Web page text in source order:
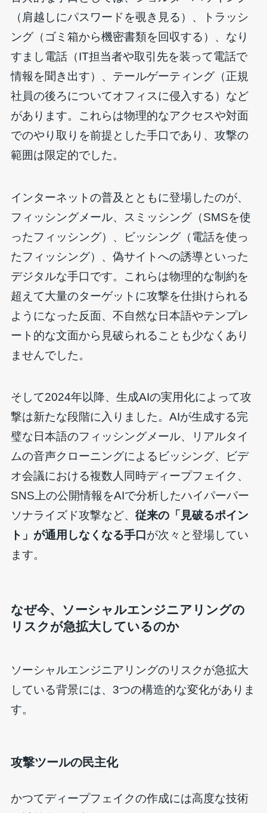
（肩越しにパスワードを覗き見る）、トラッシ
ング（ゴミ箱から機密書類を回収する）、なり
すまし電話（IT担当者や取引先を装って電話で
情報を聞き出す）、テールゲーティング（正規
社員の後ろについてオフィスに侵入する）など
があります。これらは物理的なアクセスや対面
でのやり取りを前提とした手口であり、攻撃の
範囲は限定的でした。
インターネットの普及とともに登場したのが、
フィッシングメール、スミッシング（SMSを使
ったフィッシング）、ビッシング（電話を使っ
たフィッシング）、偽サイトへの誘導といった
デジタルな手口です。これらは物理的な制約を
超えて大量のターゲットに攻撃を仕掛けられる
ようになった反面、不自然な日本語やテンプレ
ート的な文面から見破られることも少なくあり
ませんでした。
そして2024年以降、生成AIの実用化によって攻
撃は新たな段階に入りました。AIが生成する完
璧な日本語のフィッシングメール、リアルタイ
ムの音声クローニングによるビッシング、ビデ
オ会議における複数人同時ディープフェイク、
SNS上の公開情報をAIで分析したハイパーパー
ソナライズド攻撃など、 従来の「見破るポイン
ト」が通用しなくなる手口 が次々と登場してい
ます。
なぜ今、ソーシャルエンジニアリングの
リスクが急拡大しているのか
ソーシャルエンジニアリングのリスクが急拡大
している背景には、3つの構造的な変化がありま
す。
攻撃ツールの民主化
かつてディープフェイクの作成には高度な技術